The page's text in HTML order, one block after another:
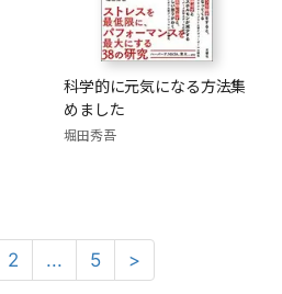
科学的に元気になる方法集
めました
堀田秀吾
2 ... 5 >